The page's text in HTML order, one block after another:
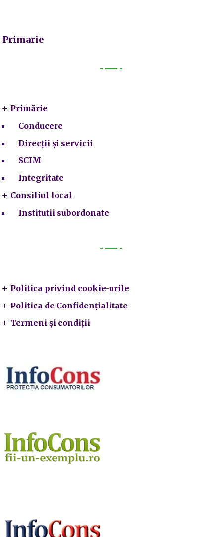
Primarie
Primărie
Conducere
Direcții și servicii
SCIM
Integritate
Consiliul local
Institutii subordonate
Politica privind cookie-urile
Politica de Confidențialitate
Termeni și condiții